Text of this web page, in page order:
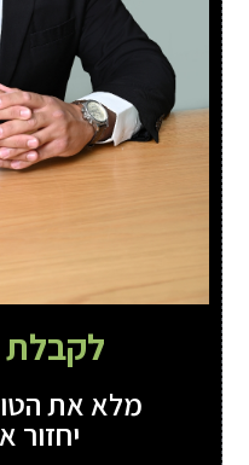
לקבלת
מלא את
יחזור